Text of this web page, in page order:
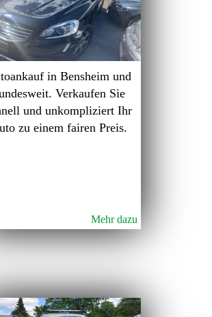
in Bensheim und
Verkaufen Sie
und unkompliziert Ihr
zu einem fairen Preis.
Mehr dazu